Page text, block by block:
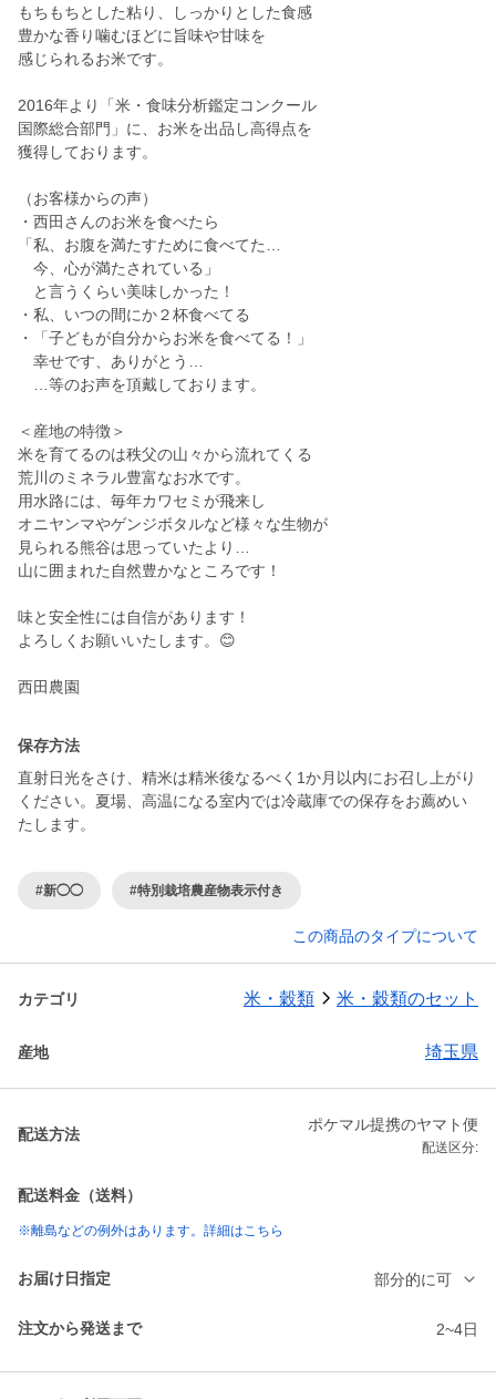
もちもちとした粘り、しっかりとした食感
豊かな香り噛むほどに旨味や甘味を
感じられるお米です。
2016年より「米・食味分析鑑定コンクール
国際総合部門」に、お米を出品し高得点を
獲得しております。
（お客様からの声）
・西田さんのお米を食べたら
「私、お腹を満たすために食べてた…
今、心が満たされている」
と言うくらい美味しかった！
・私、いつの間にか２杯食べてる
・「子どもが自分からお米を食べてる！」
幸せです、ありがとう…
…等のお声を頂戴しております。
＜産地の特徴＞
米を育てるのは秩父の山々から流れてくる
荒川のミネラル豊富なお水です。
用水路には、毎年カワセミが飛来し
オニヤンマやゲンジボタルなど様々な生物が
見られる熊谷は思っていたより…
山に囲まれた自然豊かなところです！
味と安全性には自信があります！
よろしくお願いいたします。😊
西田農園
保存方法
直射日光をさけ、精米は精米後なるべく1か月以内にお召し上がり
ください。夏場、高温になる室内では冷蔵庫での保存をお薦めい
たします。
#新◯◯ #特別栽培農産物表示付き
この商品のタイプについて
カテゴリ 米・穀類 米・穀類のセット
産地 埼玉県
配送方法
ポケマル提携のヤマト便
配送区分:
配送料金（送料）
※離島などの例外はあります。詳細はこちら
お届け日指定 部分的に可
注文から発送まで 2~4日